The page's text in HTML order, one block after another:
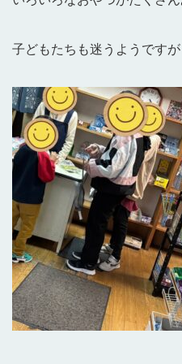
子どもたちも迷うようです